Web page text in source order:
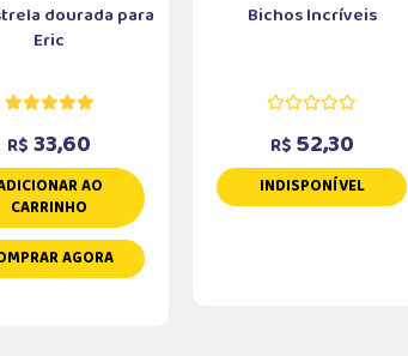
dourada para
Eric
R$ 33,60
AO
CARRINHO
AGORA
Bichos Incríveis
R$ 52,30
INDISPONÍVEL